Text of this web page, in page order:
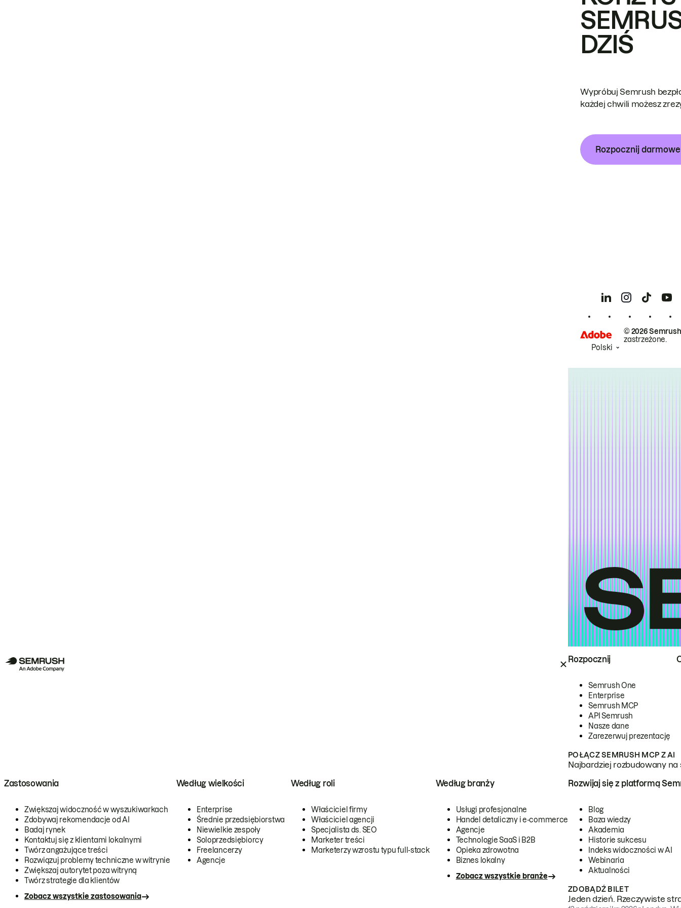
Rozpocznij
Semrush One
Enterprise
Semrush MCP
API Semrush
Nasze dane
Zarezerwuj prezentację
POŁĄCZ SEMRUSH MCP Z AI
Najbardziej rozbudowany
Zastosowania
Zwiększaj widoczność w wyszukiwarkach
Zdobywaj rekomendacje od AI
Badaj rynek
Kontaktuj się z klientami lokalnymi
Twórz angażujące treści
Rozwiązuj problemy techniczne w witrynie
Zwiększaj autorytet poza witryną
Twórz strategie dla klientów
Zobacz wszystkie zastosowania
Według wielkości
Enterprise
Średnie przedsiębiorstwa
Niewielkie zespoły
Soloprzedsiębiorcy
Freelancerzy
Agencje
Według roli
Właściciel firmy
Właściciel agencji
Specjalista ds. SEO
Marketer treści
Marketerzy wzrostu typu full-stack
Według branży
Usługi profesjonalne
Handel detaliczny i e-commerce
Agencje
Technologie SaaS i B2B
Opieka zdrowotna
Biznes lokalny
Zobacz wszystkie branże
Rozwijaj się z platformą
Blog
Baza wiedzy
Akademia
Historie sukcesu
Indeks widoczności w AI
Webinaria
Aktualności
ZDOBĄDŹ BILET
Jeden dzień. Rzeczywiste
DZIŚ
Wypróbuj Semrush
każdej chwili możesz
Rozpocznij
© 2026
zastrzeżone.
Polski